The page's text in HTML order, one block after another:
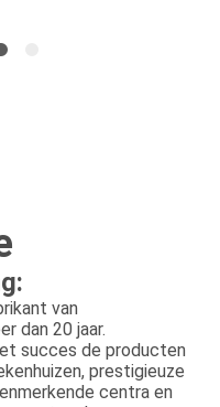
van
dan 20 jaar.
succes de producten
prestigieuze
centra en